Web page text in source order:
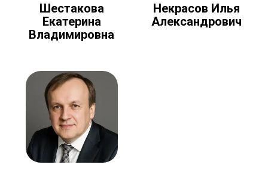
Шестакова
Екатерина
Владимировна
Некрасов Илья
Александрович